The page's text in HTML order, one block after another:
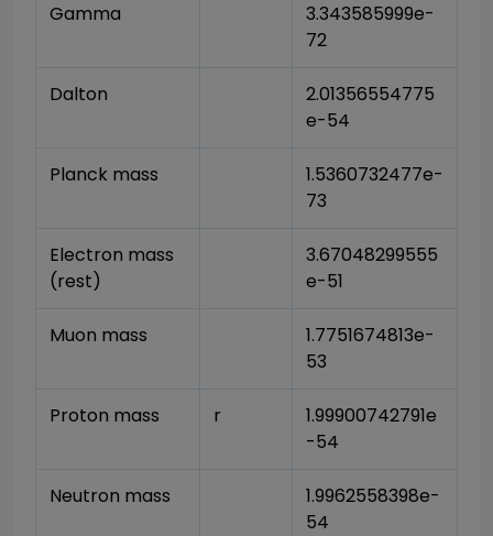
Gamma
3.343585999e-
72
Dalton
2.01356554775
e-54
Planck mass
1.5360732477e-
73
Electron mass
(rest)
3.67048299555
e-51
Muon mass
1.7751674813e-
53
Proton mass r
1.99900742791e
-54
Neutron mass
1.9962558398e-
54